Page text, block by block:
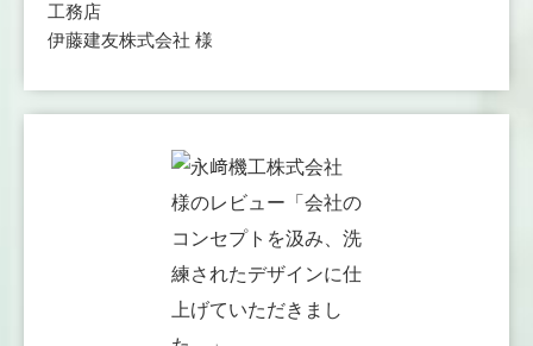
工務店
伊藤建友株式会社 様